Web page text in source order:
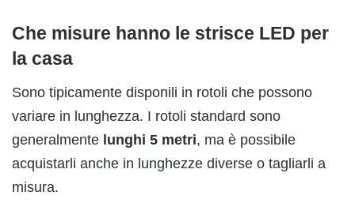
Che misure hanno le strisce LED per
la casa
Sono tipicamente disponili in rotoli che possono
variare in lunghezza. I rotoli standard sono
generalmente lunghi 5 metri, ma è possibile
acquistarli anche in lunghezze diverse o tagliarli a
misura.